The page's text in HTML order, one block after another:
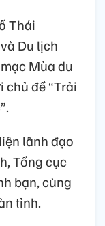
Thái
Du lịch
Mùa du
chủ đề “Trải
lãnh đạo
Tổng cục
bạn, cùng
tỉnh.